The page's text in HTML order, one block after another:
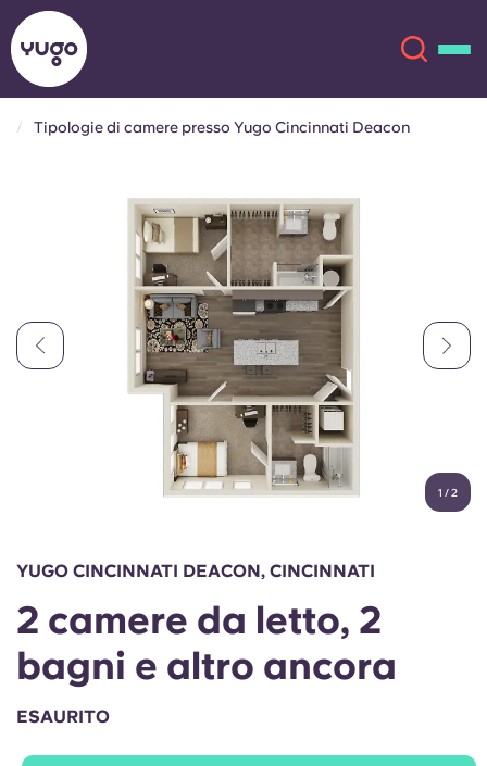
Account Lingua
English (GB)
Chinese
Español
Seleziona un paese
English (US)
Chinese Español
Català Deutsch
Italian French
Portuguese
Tipologie di camere presso Yugo Cincinnati Deacon
1 /2
YUGO CINCINNATI DEACON, CINCINNATI
2 camere da letto, 2
bagni e altro ancora
ESAURITO